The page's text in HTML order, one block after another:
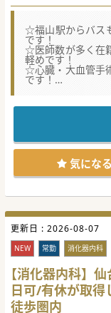
☆福山駅からバス
です！
☆医師数が多く在
軽めです！
☆心臓・大血管手
です！
■循環器内科医や
チーム内での症
■土日が完全フリ
性期病院でありな
いただけます。
■新幹線代や必要
り、広島市内など
【具体的な業務内
■虚血性心疾患や
手術において、専
担っていただきます
■低侵襲心臓手術
TAVIなどの最先端
■夕方以降や夜間
制へ参画し、心臓
を支えていただき
【募集背景】
気になる
更新日 : 2026-08-07
NEW 常勤 消化器内科
【消化器内科】
日可/有休が取得
徒歩圏内